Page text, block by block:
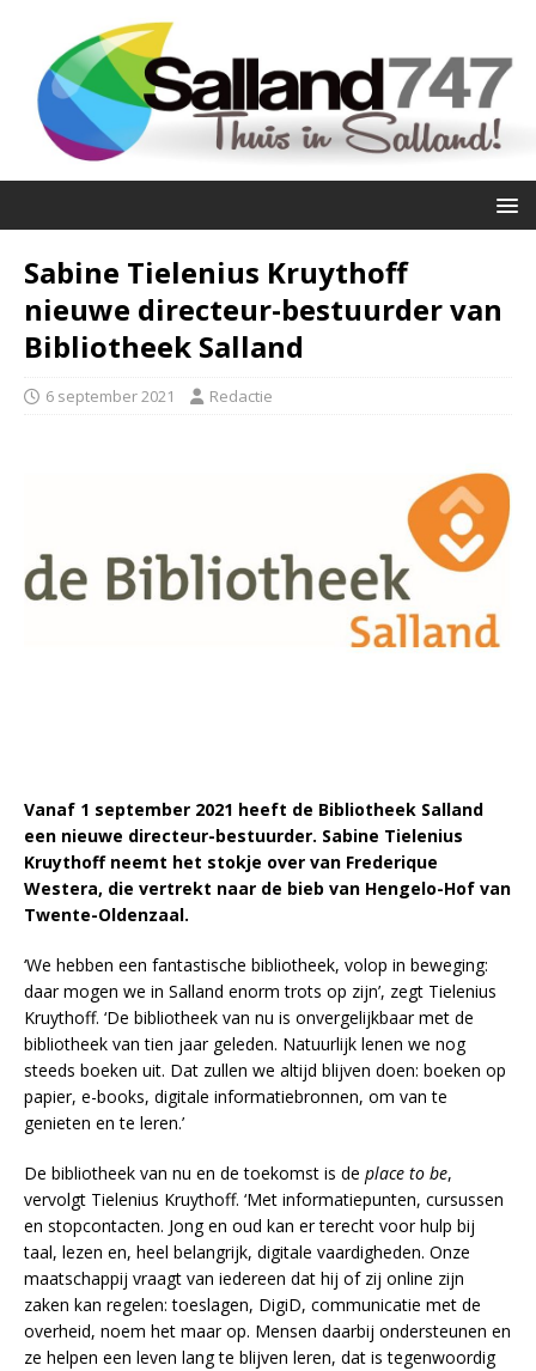
Sabine Tielenius Kruythoff
nieuwe directeur-bestuurder van
Bibliotheek Salland
6 september 2021 Redactie
Vanaf 1 september 2021 heeft de Bibliotheek Salland
een nieuwe directeur-bestuurder. Sabine Tielenius
Kruythoff neemt het stokje over van Frederique
Westera, die vertrekt naar de bieb van Hengelo-Hof van
Twente-Oldenzaal.
‘We hebben een fantastische bibliotheek, volop in beweging:
daar mogen we in Salland enorm trots op zijn’, zegt Tielenius
Kruythoff. ‘De bibliotheek van nu is onvergelijkbaar met de
bibliotheek van tien jaar geleden. Natuurlijk lenen we nog
steeds boeken uit. Dat zullen we altijd blijven doen: boeken op
papier, e-books, digitale informatiebronnen, om van te
genieten en te leren.’
De bibliotheek van nu en de toekomst is de place to be,
vervolgt Tielenius Kruythoff. ‘Met informatiepunten, cursussen
en stopcontacten. Jong en oud kan er terecht voor hulp bij
taal, lezen en, heel belangrijk, digitale vaardigheden. Onze
maatschappij vraagt van iedereen dat hij of zij online zijn
zaken kan regelen: toeslagen, DigiD, communicatie met de
overheid, noem het maar op. Mensen daarbij ondersteunen en
ze helpen een leven lang te blijven leren, dat is tegenwoordig